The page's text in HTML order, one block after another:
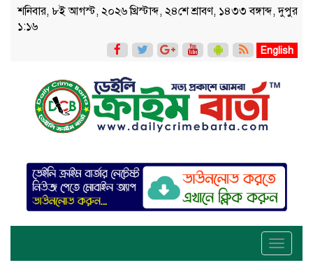
শনিবার, ৮ই আগস্ট, ২০২৬ খ্রিস্টাব্দ, ২৪শে শ্রাবণ, ১৪৩৩ বঙ্গাব্দ, দুপুর
১:১৬
English
Toggle